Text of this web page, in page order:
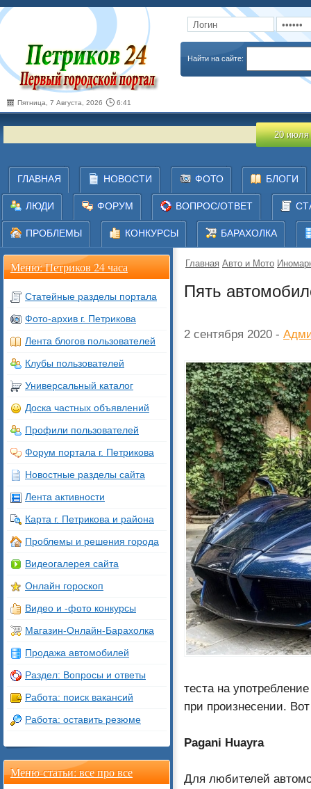
Запомнить Забыли
Найти на сайте:
Пятница, 7 Августа, 2026 6:41
20 июля 2026
ГЛАВНАЯ НОВОСТИ ФОТО БЛОГИ
ЛЮДИ ФОРУМ ВОПРОС/ОТВЕТ
ПРОБЛЕМЫ КОНКУРСЫ БАРАХОЛКА
Главная Авто и Мото
Пять
2 сентября 2020 -
теста на
при произнесении.
Pagani Huayra
Для любителей
Меню: Петриков 24 часа
Статейные разделы портала
Фото-архив г. Петрикова
Лента блогов пользователей
Клубы пользователей
Универсальный каталог
Доска частных объявлений
Профили пользователей
Форум портала г. Петрикова
Новостные разделы сайта
Лента активности
Карта г. Петрикова и района
Проблемы и решения города
Видеогалерея сайта
Онлайн гороскоп
Видео и -фото конкурсы
Магазин-Онлайн-Барахолка
Продажа автомобилей
Раздел: Вопросы и ответы
Работа: поиск вакансий
Работа: оставить резюме
Меню-статьи: все про все